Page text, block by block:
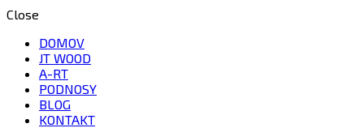
Close
DOMOV
JT WOOD
A-RT
PODNOSY
BLOG
KONTAKT